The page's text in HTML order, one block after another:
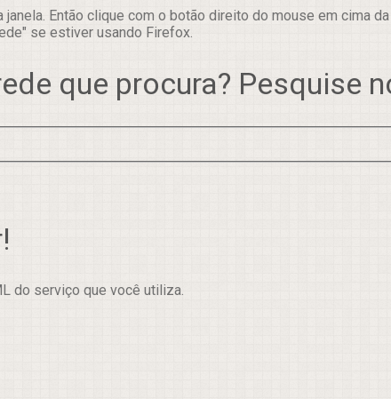
Então clique com o botão direito do mouse em cima
se estiver usando Firefox.
que procura? Pesquise
do serviço que você utiliza.